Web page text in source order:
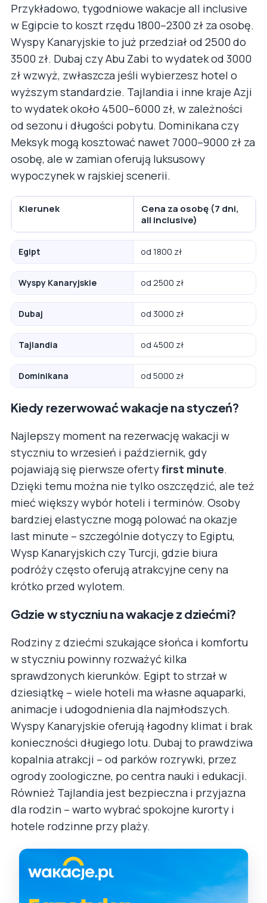
Przykładowo, tygodniowe wakacje all inclusive
w Egipcie to koszt rzędu 1800–2300 zł za osobę.
Wyspy Kanaryjskie to już przedział od 2500 do
3500 zł. Dubaj czy Abu Zabi to wydatek od 3000
zł wzwyż, zwłaszcza jeśli wybierzesz hotel o
wyższym standardzie. Tajlandia i inne kraje Azji
to wydatek około 4500–6000 zł, w zależności
od sezonu i długości pobytu. Dominikana czy
Meksyk mogą kosztować nawet 7000–9000 zł za
osobę, ale w zamian oferują luksusowy
wypoczynek w rajskiej scenerii.
Kierunek
Cena za osobę (7 dni,
all inclusive)
Egipt od 1800 zł
Wyspy Kanaryjskie od 2500 zł
Dubaj od 3000 zł
Tajlandia od 4500 zł
Dominikana od 5000 zł
Kiedy rezerwować wakacje na styczeń?
Najlepszy moment na rezerwację wakacji w
styczniu to wrzesień i październik, gdy
pojawiają się pierwsze ofertyfirst minute.
Dzięki temu można nie tylko oszczędzić, ale też
mieć większy wybór hoteli i terminów. Osoby
bardziej elastyczne mogą polować na okazje
last minute – szczególnie dotyczy to Egiptu,
Wysp Kanaryjskich czy Turcji, gdzie biura
podróży często oferują atrakcyjne ceny na
krótko przed wylotem.
Gdzie w styczniu na wakacje z dziećmi?
Rodziny z dziećmi szukające słońca i komfortu
w styczniu powinny rozważyć kilka
sprawdzonych kierunków. Egipt to strzał w
dziesiątkę – wiele hoteli ma własne aquaparki,
animacje i udogodnienia dla najmłodszych.
Wyspy Kanaryjskie oferują łagodny klimat i brak
konieczności długiego lotu. Dubaj to prawdziwa
kopalnia atrakcji – od parków rozrywki, przez
ogrody zoologiczne, po centra nauki i edukacji.
Również Tajlandia jest bezpieczna i przyjazna
dla rodzin – warto wybrać spokojne kurorty i
hotele rodzinne przy plaży.